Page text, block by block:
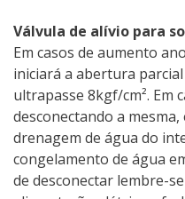
Válvula de alívio para
Em casos de aumento
iniciará a abertura
ultrapasse 8kgf/cm². Em
desconectando a
drenagem de água do
congelamento de água
de desconectar lembre-